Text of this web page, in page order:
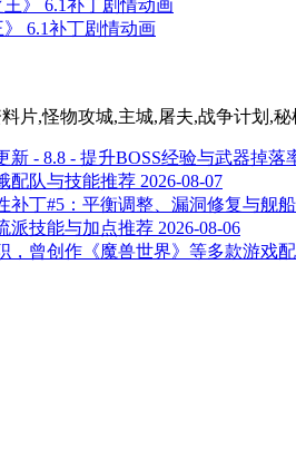
6.1补丁剧情动画
片,怪物攻城,主城,屠夫,战争计划,秘
新 - 8.8 - 提升BOSS经验与武器掉落
配队与技能推荐 2026-08-07
补丁#5：平衡调整、漏洞修复与舰
派技能与加点推荐 2026-08-06
，曾创作《魔兽世界》等多款游戏